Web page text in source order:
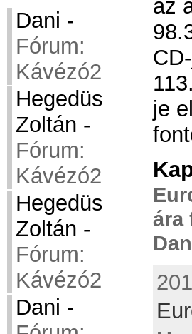
Dani -
Fórum:
Kávézó2
Hegedüs
Zoltán -
Fórum:
Kávézó2
Hegedüs
Zoltán -
Fórum:
Kávézó2
Dani -
az
je
ára